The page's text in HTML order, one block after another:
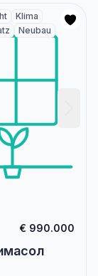
Klima
Neubau
€ 990.000